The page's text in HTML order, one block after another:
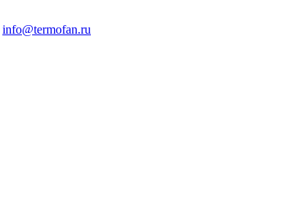
info@termofan.ru